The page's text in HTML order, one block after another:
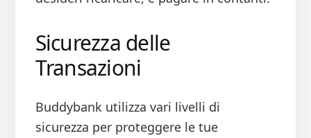
Sicurezza delle
Transazioni
Buddybank utilizza vari livelli di
sicurezza per proteggere le tue